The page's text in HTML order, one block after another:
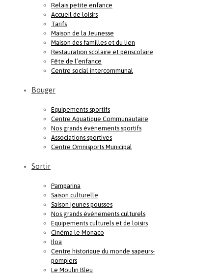
Relais petite enfance
Accueil de loisirs
Tarifs
Maison de la Jeunesse
Maison des familles et du lien
Restauration scolaire et périscolaire
Fête de l’enfance
Centre social intercommunal
Bouger
Equipements sportifs
Centre Aquatique Communautaire
Nos grands évènements sportifs
Associations sportives
Centre Omnisports Municipal
Sortir
Pamparina
Saison culturelle
Saison jeunes pousses
Nos grands événements culturels
Equipements culturels et de loisirs
Cinéma le Monaco
Iloa
Centre historique du monde sapeurs-
pompiers
Le Moulin Bleu